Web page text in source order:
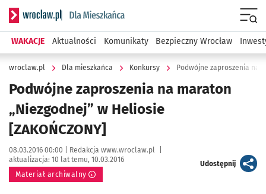
Serwis informacyjny wroclaw.pl podserwis: Dla mieszkańca
WAKACJE Aktualności Komunikaty Bezpieczny Wrocław
wroclaw.pl Dla mieszkańca Konkursy Podwójne zaproszenia na
Podwójne zaproszenia na maraton
„Niezgodnej” w Heliosie
[ZAKOŃCZONY]
Data publikacji:
08.03.2016 00:00 | Autor:
Redakcja www.wroclaw.pl
aktualizacja: 10 lat temu, 10.03.2016
Materiał archiwalny
Udostępnijartykuł